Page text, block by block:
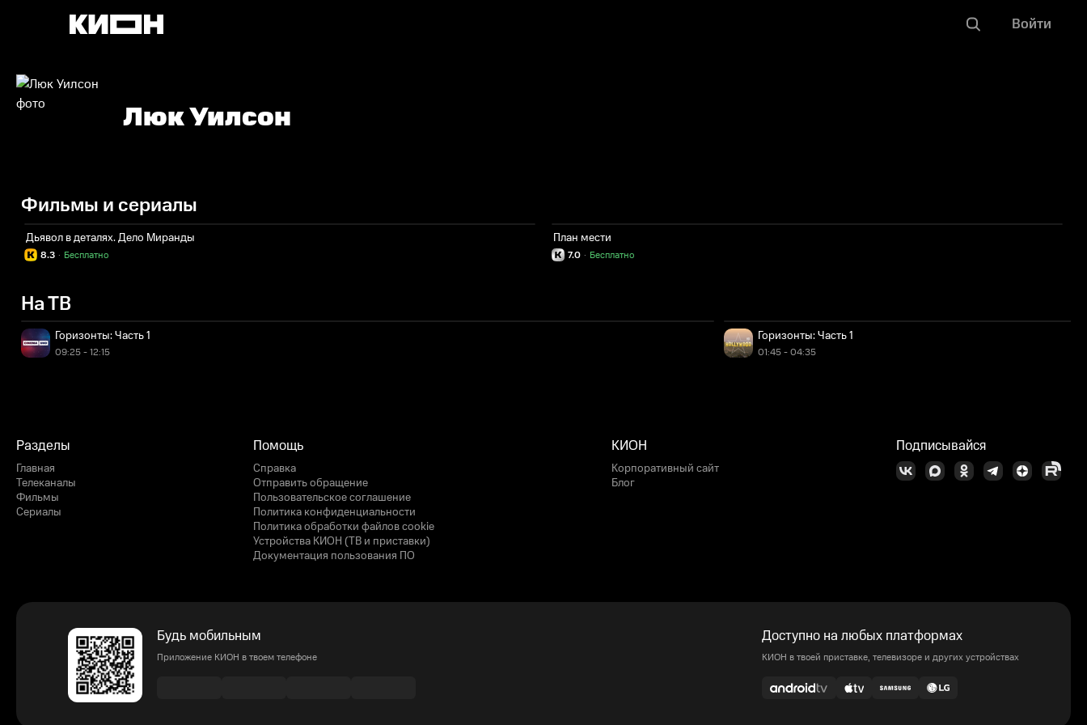
Войти
Люк Уилсон
Фильмы и сериалы
Дьявол в деталях. Дело Миранды
8.3 Бесплатно
·
План мести
7.0 Бесплатно
·
На ТВ
Горизонты: Часть 1
09:25 - 12:15
Горизонты: Часть 1
01:45 - 04:35
Разделы
Главная
Телеканалы
Фильмы
Сериалы
Помощь
Справка
Отправить обращение
Пользовательское соглашение
Политика конфиденциальности
Политика обработки файлов cookie
Устройства КИОН (ТВ и приставки)
Документация пользования ПО
КИОН
Корпоративный сайт
Блог
Подписывайся
Будь мобильным
Приложение КИОН в твоем телефоне
Доступно на любых платформах
КИОН в твоей приставке, телевизоре и других устройствах